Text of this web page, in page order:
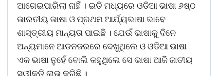
ଆଗେଇପାରିଲା ନାହିଁ । ଇତି ମଧ୍ୟରେ ଓଡିଆ ଭାଷା ୬ଷ୍ଠ
ଭାରତୀୟ ଭାଷା ଓ ପ୍ରଥମ ଆର୍ଯ୍ୟଭାଷା ଭାବେ
ଶାସ୍ତ୍ରୀୟ ମାନ୍ୟତା ପାଇଛି । ଯେଉଁ ଭାଷାକୁ ଦିନେ
ଅନ୍ୟମାନେ ଆଡନଜରରେ ଦେଖୁଥିଲେ ଓ ଓଡିଆ ଭାଷା
ଏକ ଭାଷା ନୁହେଁ ବୋଲି କହୁଥିଲେ ସେ ଭାଷା ଆଜି ଜାତୀୟ
ସ୍ୱୀକୃତି ଲାଭ କରିଛି ।